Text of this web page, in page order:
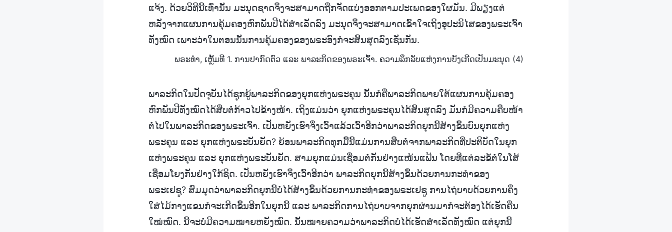
ແຈ້ງ. ດ້ວຍວິທີນີ້ເທົ່ານັ້ນ ມະນຸດຊາດຈຶ່ງຈະສາມາດຖືກຈັດແບ່ງອອກຕາມປະເພດຂອງໃຜມັນ. ມີພຽງແຕ່
ຫລັງຈາກແຜນການຄຸ້ມຄອງຫົກພັນປີໄດ້ສໍາເລັດລົງ ມະນຸດຈຶ່ງຈະສາມາດເຂົ້າໃຈເຖິງອຸປະນິໄສຂອງພຣະເຈົ້າ
ທັງໝົດ ເພາະວ່າໃນຕອນນັ້ນການຄຸ້ມຄອງຂອງພຣະອົງກໍຈະສິ້ນສຸດລົງເຊັ່ນກັນ.
ພຣະທຳ, ເຫຼັ້ມທີ 1. ການປາກົດຕົວ ແລະ ພາລະກິດຂອງພຣະເຈົ້າ. ຄວາມລຶກລັບແຫ່ງການບັງເກີດເປັນມະນຸດ (4)
ພາລະກິດໃນປັດຈຸບັນໄດ້ຊຸກຍູ້ພາລະກິດຂອງຍຸກແຫ່ງພຣະຄຸນ ນັ້ນກໍຄືພາລະກິດພາຍໃຕ້ແຜນການຄຸ້ມຄອງ
ຫົກພັນປີທັງໝົດໄດ້ສືບຕໍ່ກ້າວໄປຂ້າງໜ້າ. ເຖິງແມ່ນວ່າ ຍຸກແຫ່ງພຣະຄຸນໄດ້ສິ້ນສຸດລົງ ມັນກໍມີຄວາມຄືບໜ້າ
ຕໍ່ໄປໃນພາລະກິດຂອງພຣະເຈົ້າ. ເປັນຫຍັງເຮົາຈຶ່ງເວົ້າແລ້ວເວົ້າອີກວ່າພາລະກິດຍຸກນີ້ສ້າງຂຶ້ນບົນຍຸກແຫ່ງ
ພຣະຄຸນ ແລະ ຍຸກແຫ່ງພຣະບັນຍັດ? ຍ້ອນພາລະກິດທຸກມື້ນີ້ແມ່ນການສືບຕໍ່ຈາກພາລະກິດທີ່ປະຕິບັດໃນຍຸກ
ແຫ່ງພຣະຄຸນ ແລະ ຍຸກແຫ່ງພຣະບັນຍັດ. ສາມຍຸກແມ່ນເຊື່ອມຕໍ່ກັນຢ່າງແໜ້ນແຟ້ນ ໂດຍທີ່ແຕ່ລະຂໍ້ຕໍ່ໃນໂສ້
ເຊື່ອມໂຍງກັນຢ່າງໃກ້ຊິດ. ເປັນຫຍັງເຮົາຈຶ່ງເວົ້າອີກວ່າ ພາລະກິດຍຸກນີ້ສ້າງຂຶ້ນດ້ວຍການກະທໍາຂອງ
ພຣະເຢຊູ? ສົມມຸດວ່າພາລະກິດຍຸກນີ້ບໍ່ໄດ້ສ້າງຂຶ້ນດ້ວຍການກະທໍາຂອງພຣະເຢຊູ ການໄຖ່ບາບດ້ວຍການຄຶງ
ໃສ່ໄມ້ກາງແຂນກໍຈະເກີດຂຶ້ນອີກໃນຍຸກນີ້ ແລະ ພາລະກິດການໄຖ່ບາບຈາກຍຸກຜ່ານມາກໍຈະຕ້ອງໄດ້ເຮັດຄືນ
ໃໝ່ໝົດ. ນີ້ຈະບໍ່ມີຄວາມໝາຍຫຍັງໝົດ. ນັ້ນໝາຍຄວາມວ່າພາລະກິດບໍ່ໄດ້ເຮັດສໍາເລັດທັງໝົດ ແຕ່ຍຸກນີ້